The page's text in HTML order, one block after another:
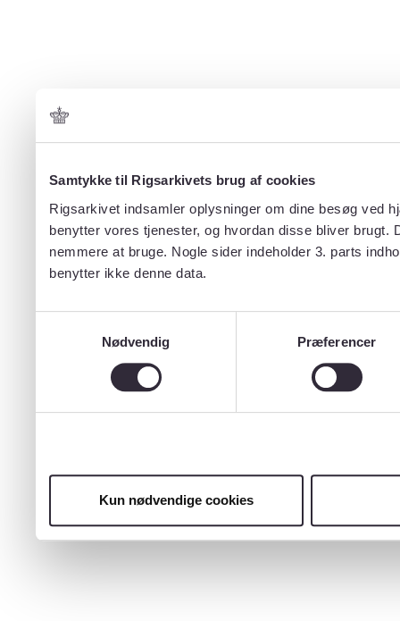
Samtykke til Rigsarkivets brug af cookies
Rigsarkivet indsamler oplysninger om dine besøg ved
benytter vores tjenester, og hvordan disse bliver
nemmere at bruge. Nogle sider indeholder 3. parts
benytter ikke denne data.
Nødvendig
Præferencer
Kun nødvendige cookies